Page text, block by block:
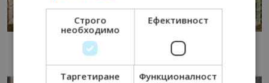
Строго
необходимо
Ефективност
Таргетиране Функционалност